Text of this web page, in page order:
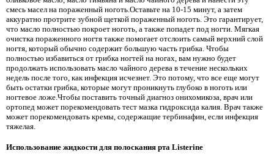
смесь масел на пораженный ноготь.Оставьте на 10-15 минут, а затем
аккуратно протрите зубной щеткой пораженный ноготь. Это гарантирует,
что масло полностью покроет ноготь, а также попадет под ногти. Мягкая
очистка пораженного ногтя также помогает отслоить самый верхний слой
ногтя, который обычно содержит большую часть грибка. Чтобы
полностью избавиться от грибка ногтей на ногах, вам нужно будет
продолжать использовать масло чайного дерева в течение нескольких
недель после того, как инфекция исчезнет. Это потому, что все еще могут
быть остатки грибка, которые могут проникнуть глубоко в ноготь или
ногтевое ложе.Чтобы поставить точный диагноз онихомикоза, врач или
ортопед может порекомендовать тест мазка гидроксида калия. Врач также
может порекомендовать кремы, содержащие тербинафин, если инфекция
тяжелая.
Использование жидкости для полоскания рта Listerine